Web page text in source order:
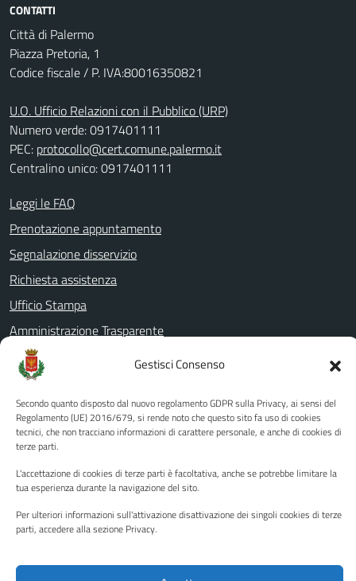
Gestisci Consenso
Secondo quanto disposto dal nuovo regolamento GDPR sulla Privacy, ai sensi del
Regolamento (UE) 2016/679, si rende noto che questo sito fa uso di cookies
tecnici, che non tracciano informazioni di carattere personale, e anche di cookies di
terze parti.
L'accettazione di cookies di terze parti è facoltativa, anche se potrebbe limitare la
tua esperienza durante la navigazione del sito.
Per ulteriori informazioni sull'attivazione disattivazione dei singoli cookies di terze
parti, accedere alla sezione Privacy.
CONTATTI
Città di Palermo
Piazza Pretoria, 1
Codice fiscale / P. IVA:80016350821
U.O. Ufficio Relazioni con il Pubblico (URP)
Numero verde: 0917401111
PEC: protocollo@cert.comune.palermo.it
Centralino unico: 0917401111
Leggi le FAQ
Prenotazione appuntamento
Segnalazione disservizio
Richiesta assistenza
Ufficio Stampa
Amministrazione Trasparente
Albo pretorio
Informativa privacy
Note legali
Dichiarazione di accessibilità
Piano di miglioramento del sito
SEGUICI SU